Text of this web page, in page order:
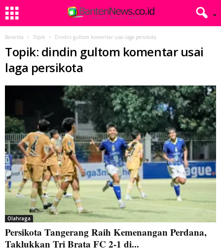
Beranda Topik Dindin gultom komentar usai laga persikota
Topik: dindin gultom komentar usai
laga persikota
Olahraga
Persikota Tangerang Raih Kemenangan Perdana,
Taklukkan Tri Brata FC 2-1 di...